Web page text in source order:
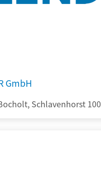
GmbH
Schlavenhorst 100